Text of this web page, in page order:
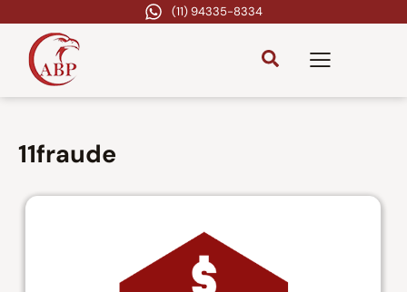
(11) 94335-8334
11fraude